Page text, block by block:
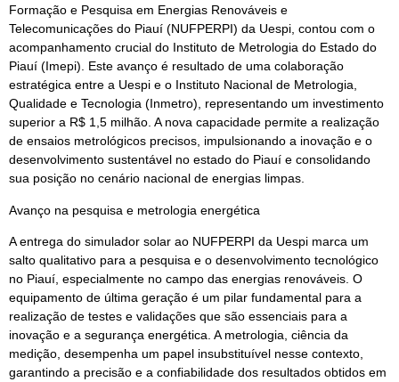
Formação e Pesquisa em Energias Renováveis e
Telecomunicações do Piauí (NUFPERPI) da Uespi, contou com o
acompanhamento crucial do Instituto de Metrologia do Estado do
Piauí (Imepi). Este avanço é resultado de uma colaboração
estratégica entre a Uespi e o Instituto Nacional de Metrologia,
Qualidade e Tecnologia (Inmetro), representando um investimento
superior a R$ 1,5 milhão. A nova capacidade permite a realização
de ensaios metrológicos precisos, impulsionando a inovação e o
desenvolvimento sustentável no estado do Piauí e consolidando
sua posição no cenário nacional de energias limpas.
Avanço na pesquisa e metrologia energética
A entrega do simulador solar ao NUFPERPI da Uespi marca um
salto qualitativo para a pesquisa e o desenvolvimento tecnológico
no Piauí, especialmente no campo das energias renováveis. O
equipamento de última geração é um pilar fundamental para a
realização de testes e validações que são essenciais para a
inovação e a segurança energética. A metrologia, ciência da
medição, desempenha um papel insubstituível nesse contexto,
garantindo a precisão e a confiabilidade dos resultados obtidos em